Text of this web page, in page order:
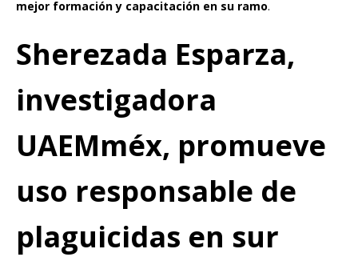
mejor formación y capacitación en su ramo.
Sherezada Esparza,
investigadora
UAEMméx, promueve
uso responsable de
plaguicidas en sur